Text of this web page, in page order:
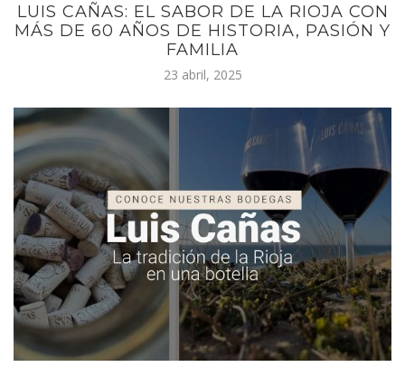
LUIS CAÑAS: EL SABOR DE LA RIOJA CON
MÁS DE 60 AÑOS DE HISTORIA, PASIÓN Y
FAMILIA
23 abril, 2025